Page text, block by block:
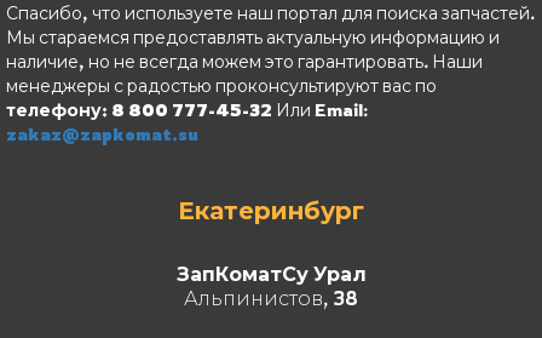
Спасибо, что используете наш портал для поиска запчастей.
Мы стараемся предоставлять актуальную информацию и
наличие, но не всегда можем это гарантировать. Наши
менеджеры с радостью проконсультируют вас по
телефону: 8 800 777-45-32 Или Email:
zakaz@zapkomat.su
Екатеринбург
ЗапКоматСу Урал
Альпинистов, 38